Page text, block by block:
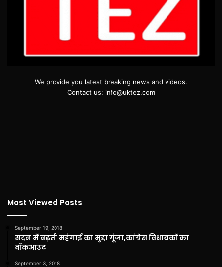
We provide you latest breaking news and videos.
Contact us: info@uktez.com
Most Viewed Posts
September 19, 2018
सदन में बढ़ती महंगाई का मुद्दा गूंजा,कांग्रेस विधायकों का
वॉकआउट
September 3, 2018